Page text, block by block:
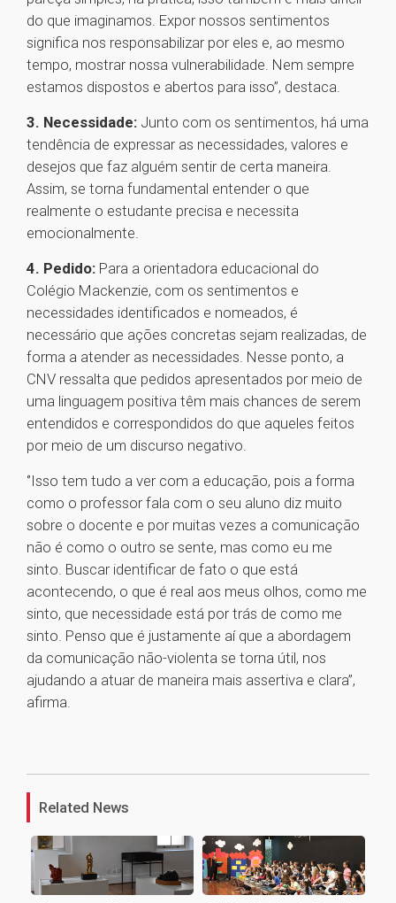
do que imaginamos. Expor nossos sentimentos
significa nos responsabilizar por eles e, ao mesmo
tempo, mostrar nossa vulnerabilidade. Nem sempre
estamos dispostos e abertos para isso’’, destaca.
3. Necessidade: Junto com os sentimentos, há uma
tendência de expressar as necessidades, valores e
desejos que faz alguém sentir de certa maneira.
Assim, se torna fundamental entender o que
realmente o estudante precisa e necessita
emocionalmente.
4. Pedido: Para a orientadora educacional do
Colégio Mackenzie, com os sentimentos e
necessidades identificados e nomeados, é
necessário que ações concretas sejam realizadas, de
forma a atender as necessidades. Nesse ponto, a
CNV ressalta que pedidos apresentados por meio de
uma linguagem positiva têm mais chances de serem
entendidos e correspondidos do que aqueles feitos
por meio de um discurso negativo.
‘’Isso tem tudo a ver com a educação, pois a forma
como o professor fala com o seu aluno diz muito
sobre o docente e por muitas vezes a comunicação
não é como o outro se sente, mas como eu me
sinto. Buscar identificar de fato o que está
acontecendo, o que é real aos meus olhos, como me
sinto, que necessidade está por trás de como me
sinto. Penso que é justamente aí que a abordagem
da comunicação não-violenta se torna útil, nos
ajudando a atuar de maneira mais assertiva e clara’’,
afirma.
Related News